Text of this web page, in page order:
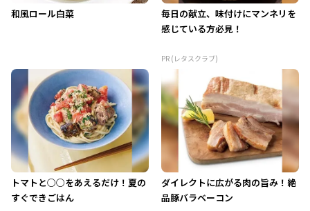
和風ロール白菜
毎日の献立、味付けにマンネリを
感じている方必見！
PR (レタスクラブ)
トマトと○○をあえるだけ！夏の
すぐできごはん
ダイレクトに広がる肉の旨み！絶
品豚バラベーコン